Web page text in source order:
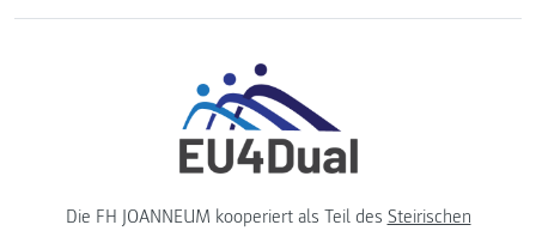
Die FH JOANNEUM kooperiert als Teil des Steirischen